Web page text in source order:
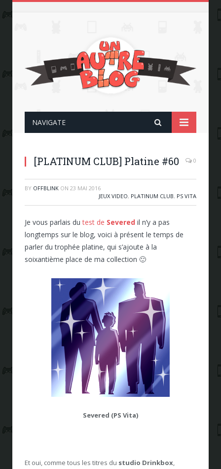
NAVIGATE
[PLATINUM CLUB] Platine #60 0
BY OFFBLINK ON 23 MAI 2016
JEUX VIDEO, PLATINUM CLUB, PS VITA
Je vous parlais dutest de Severed il n’y a pas
longtemps sur le blog, voici à présent le temps de
parler du trophée platine, qui s’ajoute à la
soixantième place de ma collection 🙂
Severed (PS Vita)
Et oui, comme tous les titres du studio Drinkbox,